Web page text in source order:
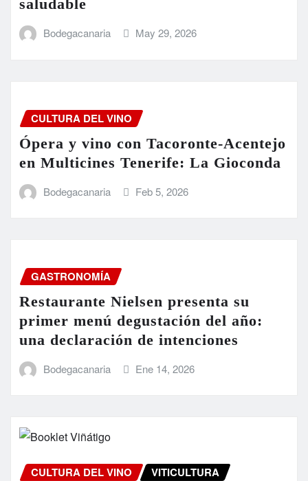
saludable
Bodegacanaria May 29, 2026
CULTURA DEL VINO
Ópera y vino con Tacoronte-Acentejo
en Multicines Tenerife: La Gioconda
Bodegacanaria Feb 5, 2026
GASTRONOMÍA
Restaurante Nielsen presenta su
primer menú degustación del año:
una declaración de intenciones
Bodegacanaria Ene 14, 2026
CULTURA DEL VINO VITICULTURA